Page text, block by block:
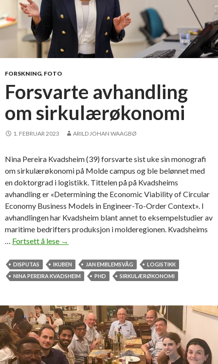
FORSKNING, FOTO
Forsvarte avhandling
om sirkulærøkonomi
1. FEBRUAR 2023 ARILD JOHAN WAAGBØ
Nina Pereira Kvadsheim (39) forsvarte sist uke sin monografi
om sirkulærøkonomi på Molde campus og ble belønnet med
en doktorgrad i logistikk. Tittelen på på Kvadsheims
avhandling er «Determining the Economic Viability of Circular
Economy Business Models in Engineer-To-Order Context». I
avhandlingen har Kvadsheim blant annet to eksempelstudier av
maritime bedrifters produksjon i molderegionen. Kvadsheims
… Fortsett å lese F
r
s
r
t
e
a
v
→
DISPUTAS IKUBEN JAN EMBLEMSVÅG
LOGISTIKK
NINA PEREIRA KVADSHEIM
PHD SIRKULÆRØKONOMI